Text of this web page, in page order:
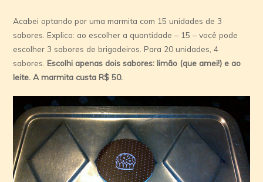
Acabei optando por uma marmita com 15 unidades de 3
sabores. Explico: ao escolher a quantidade – 15 – você pode
escolher 3 sabores de brigadeiros. Para 20 unidades, 4
sabores.Escolhi apenas dois sabores: limão (que amei!) e ao
leite. A marmita custa R$ 50.